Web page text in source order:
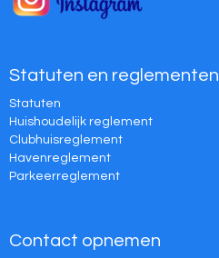
Statuten en reglementen
Statuten
Huishoudelijk reglement
Clubhuisreglement
Havenreglement
Parkeerreglement
Contact opnemen